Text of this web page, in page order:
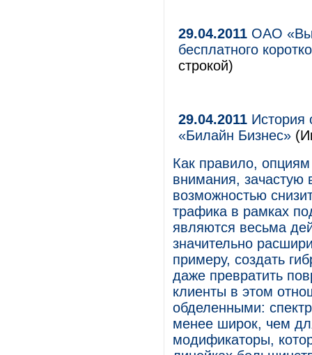
29.04.2011 ОАО
бесплатного
строкой)
29.04.2011 История
«Билайн Бизнес»
Как правило,
внимания, зачастую
возможностью
трафика в рамках
являются весьма
значительно
примеру, создать
даже превратить
клиенты в этом
обделенными:
менее широк, чем
модификаторы,